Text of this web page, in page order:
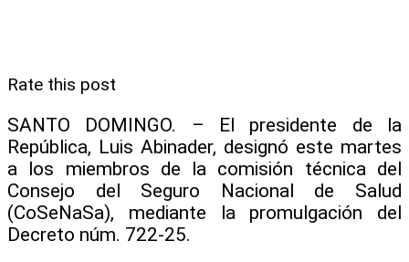
Rate this post
​SANTO DOMINGO. – El presidente de la
República, Luis Abinader, designó este martes
a los miembros de la comisión técnica del
Consejo del Seguro Nacional de Salud
(CoSeNaSa), mediante la promulgación del
Decreto núm. 722-25.